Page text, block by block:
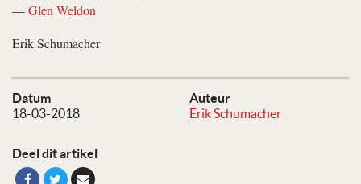
Datum
18-03-2018
Auteur
Erik Schumacher
Deel dit artikel
—Glen Weldon
Erik Schumacher